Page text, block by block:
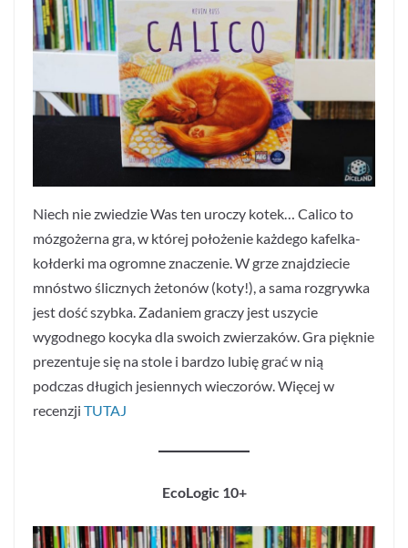
Niech nie zwiedzie Was ten uroczy kotek… Calico to
mózgożerna gra, w której położenie każdego kafelka-
kołderki ma ogromne znaczenie. W grze znajdziecie
mnóstwo ślicznych żetonów (koty!), a sama rozgrywka
jest dość szybka. Zadaniem graczy jest uszycie
wygodnego kocyka dla swoich zwierzaków. Gra pięknie
prezentuje się na stole i bardzo lubię grać w nią
podczas długich jesiennych wieczorów. Więcej w
recenzji TUTAJ
EcoLogic 10+